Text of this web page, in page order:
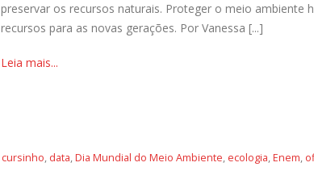
preservar os recursos naturais. Proteger o meio ambiente
recursos para as novas gerações. Por Vanessa [...]
Leia mais...
cursinho, data,Dia Mundial do Meio Ambiente, ecologia,Enem,